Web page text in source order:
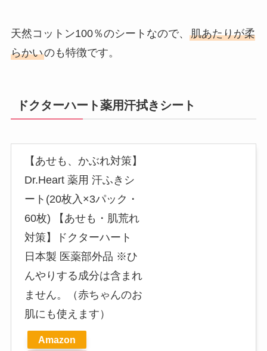
天然コットン100％のシートなので、 肌あたりが柔
らかいのも特徴です。
ドクターハート薬用汗拭きシート
【あせも、かぶれ対策】
Dr.Heart 薬用 汗ふきシ
ート(20枚入×3パック・
60枚) 【あせも・肌荒れ
対策】ドクターハート
日本製 医薬部外品 ※ひ
んやりする成分は含まれ
ません。（赤ちゃんのお
肌にも使えます）
Amazon